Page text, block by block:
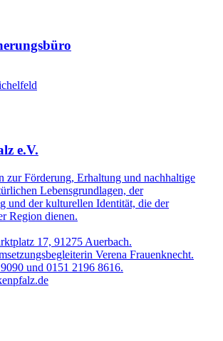
e.V.
zur Förderung, Erhaltung und nachhaltige
Lebensgrundlagen, der
und der kulturellen Identität, die der
Region dienen.
17, 91275 Auerbach.
Verena Frauenknecht.
und 0151 2196 8616.